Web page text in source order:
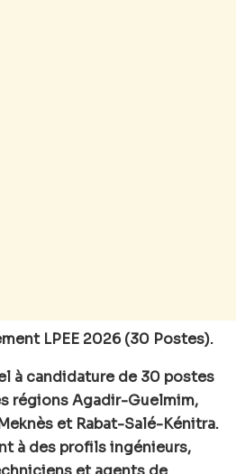
LPEE 2026 (30 Postes).
à candidature de 30 postes
régions Agadir-Guelmim,
et Rabat-Salé-Kénitra.
à des profils ingénieurs,